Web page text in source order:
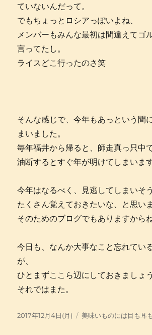
ていないんだって。
でもちょっとロシアっぽいよね、
メンバーもみんな最初は間違えてゴ
言ってたし。
ライスどこ行ったのさ笑
そんな感じで、今年もあっという間
まいました。
毎年福井から帰ると、師走真っ只中で
油断するとすぐ年が明けてしまいます
今年はなるべく、見逃してしまいそ
たくさん覚えておきたいな、と思いま
そのためのブログでもありますからね
今日も、なんか大事なこと忘れてい
が、
ひとまずここら辺にしておきましょう
それではまた。
投
2017年12月4日(月)
カ
美味いものには目も耳